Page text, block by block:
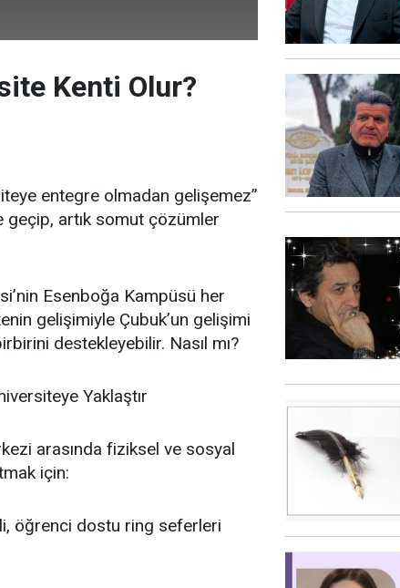
Kenti Olur?
entegre olmadan gelişemez”
artık somut çözümler
Esenboğa Kampüsü her
gelişimiyle Çubuk’un gelişimi
destekleyebilir. Nasıl mı?
Yaklaştır
arasında fiziksel ve sosyal
için:
öğrenci dostu ring seferleri